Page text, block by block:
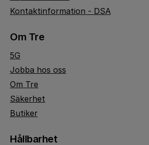
Kontaktinformation - DSA
Om Tre
5G
Jobba hos oss
Om Tre
Säkerhet
Butiker
Hållbarhet